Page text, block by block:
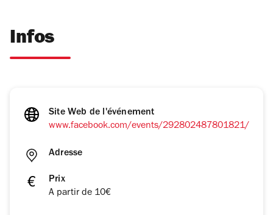
Infos
Site Web de l'événement
www.facebook.com/events/292802487801821/
Adresse
Prix
A partir de 10€